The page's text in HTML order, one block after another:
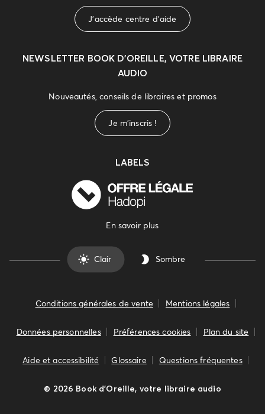
J'accède centre d'aide
NEWSLETTER BOOK D’OREILLE, VOTRE LIBRAIRE
AUDIO
Nouveautés, conseils de libraires et promos
Je m'inscris !
LABELS
En savoir plus
Clair Sombre
Conditions générales de vente Mentions légales
Données personnelles Préférences cookies Plan du site
Aide et accessibilité Glossaire Questions fréquentes
© 2026 Book d’Oreille, votre libraire audio